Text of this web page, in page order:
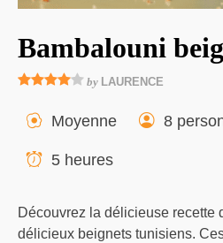
Bambalouni
by LAURENCE
Moyenne 8
5 heures
Découvrez la délicieuse recette
délicieux beignets tunisiens.